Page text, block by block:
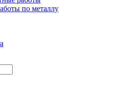
по металлу